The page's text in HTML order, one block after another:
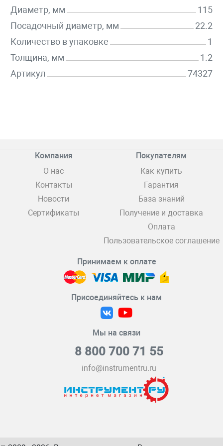
Диаметр, мм
115
Посадочный диаметр, мм
22.2
Количество в упаковке
1
Толщина, мм
1.2
Артикул
74327
Компания
О нас
Контакты
Новости
Сертификаты
Покупателям
Как купить
Гарантия
База знаний
Получение и доставка
Оплата
Пользовательское соглашение
Принимаем к оплате
Присоединяйтесь к нам
Мы на связи
8 800 700 71 55
info@instrumentru.ru